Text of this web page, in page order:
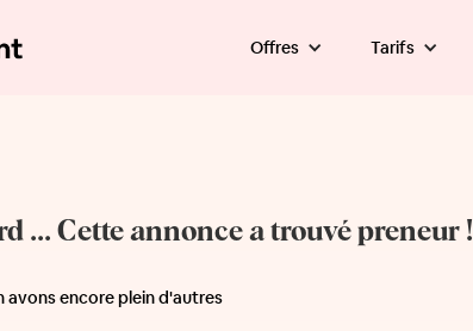
Offres Tarifs
... Cette annonce a trouvé preneur !
avons encore plein d'autres